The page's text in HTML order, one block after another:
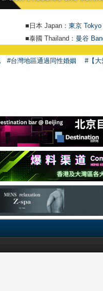
■日本 Japan： 東京 Tokyo
■泰國 Thailand： 曼谷
#台灣地區通過同性婚姻 #【